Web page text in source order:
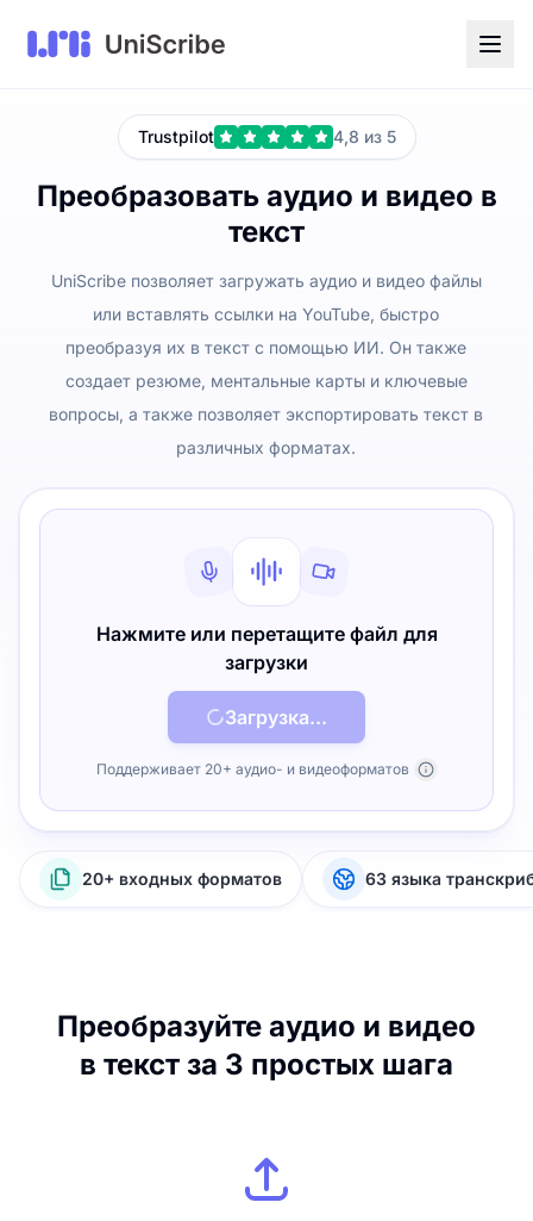
Trustpilot 4,8 из 5
Преобразовать аудио и видео в
текст
UniScribe позволяет загружать аудио и видео файлы
или вставлять ссылки на YouTube, быстро
преобразуя их в текст с помощью ИИ. Он также
создает резюме, ментальные карты и ключевые
вопросы, а также позволяет экспортировать текст в
различных форматах.
Нажмите или перетащите файл для
загрузки
Загрузка...
Поддерживает 20+ аудио- и видеоформатов
20+ входных форматов 63 языка
Преобразуйте аудио и видео
в текст за 3 простых шага